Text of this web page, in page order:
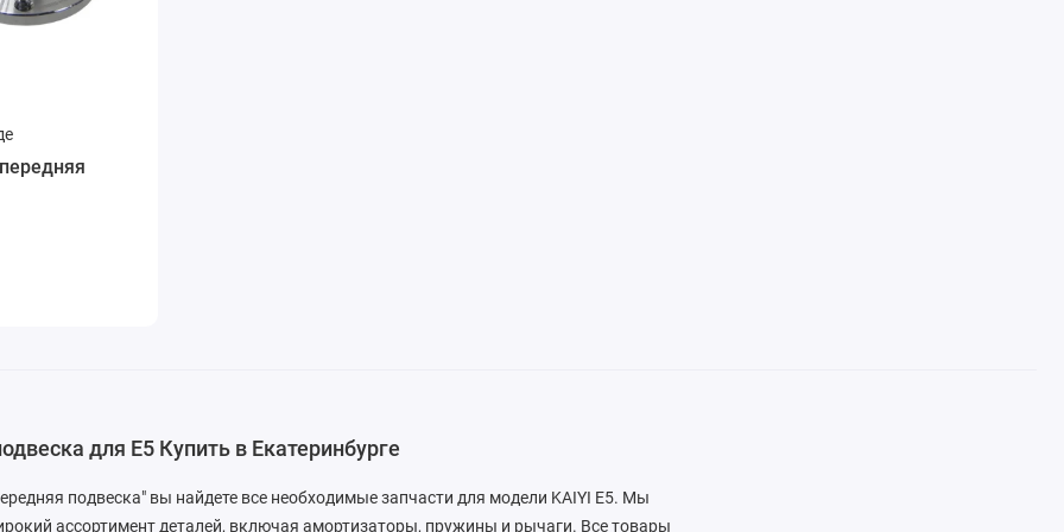
для E5 Купить в Екатеринбурге
подвеска" вы найдете все необходимые запчасти для модели KAIYI E5. Мы
ассортимент деталей, включая амортизаторы, пружины и рычаги. Все товары